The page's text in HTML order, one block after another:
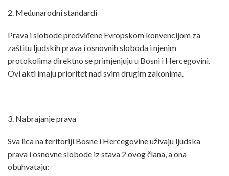
2. Međunarodni standardi
Prava i slobode predviđene Evropskom konvencijom za
zaštitu ljudskih prava i osnovnih sloboda i njenim
protokolima direktno se primjenjuju u Bosni i Hercegovini.
Ovi akti imaju prioritet nad svim drugim zakonima.
3. Nabrajanje prava
Sva lica na teritoriji Bosne i Hercegovine uživaju ljudska
prava i osnovne slobode iz stava 2 ovog člana, a ona
obuhvataju: